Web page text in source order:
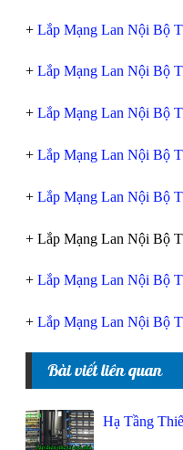
+ Lắp Mạng Lan Nội Bộ
+ Lắp Mạng Lan Nội Bộ
+ Lắp Mạng Lan Nội Bộ
+ Lắp Mạng Lan Nội Bộ
+ Lắp Mạng Lan Nội Bộ
+ Lắp Mạng Lan Nội Bộ
+ Lắp Mạng Lan Nội Bộ
+ Lắp Mạng Lan Nội Bộ
Bài viết liên quan
Hạ Tầng